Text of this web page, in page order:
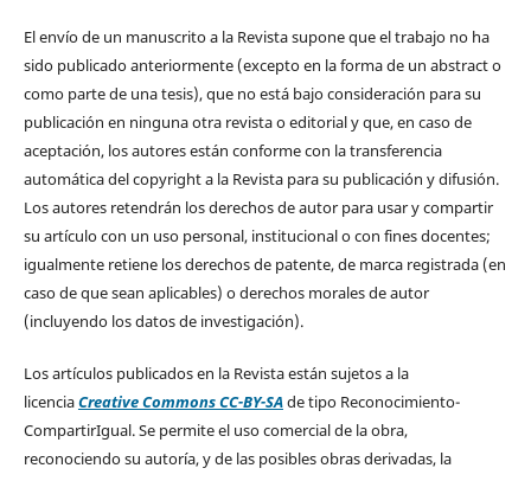
El envío de un manuscrito a la Revista supone que el trabajo no ha
sido publicado anteriormente (excepto en la forma de un abstract o
como parte de una tesis), que no está bajo consideración para su
publicación en ninguna otra revista o editorial y que, en caso de
aceptación, los autores están conforme con la transferencia
automática del copyright a la Revista para su publicación y difusión.
Los autores retendrán los derechos de autor para usar y compartir
su artículo con un uso personal, institucional o con fines docentes;
igualmente retiene los derechos de patente, de marca registrada (en
caso de que sean aplicables) o derechos morales de autor
(incluyendo los datos de investigación).
Los artículos publicados en la Revista están sujetos a la
licenciaCreative Commons CC-BY-SAde tipo Reconocimiento-
CompartirIgual. Se permite el uso comercial de la obra,
reconociendo su autoría, y de las posibles obras derivadas, la